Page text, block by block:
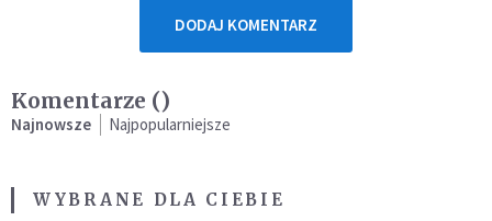
DODAJ KOMENTARZ
Komentarze ()
Najnowsze Najpopularniejsze
WYBRANE DLA CIEBIE